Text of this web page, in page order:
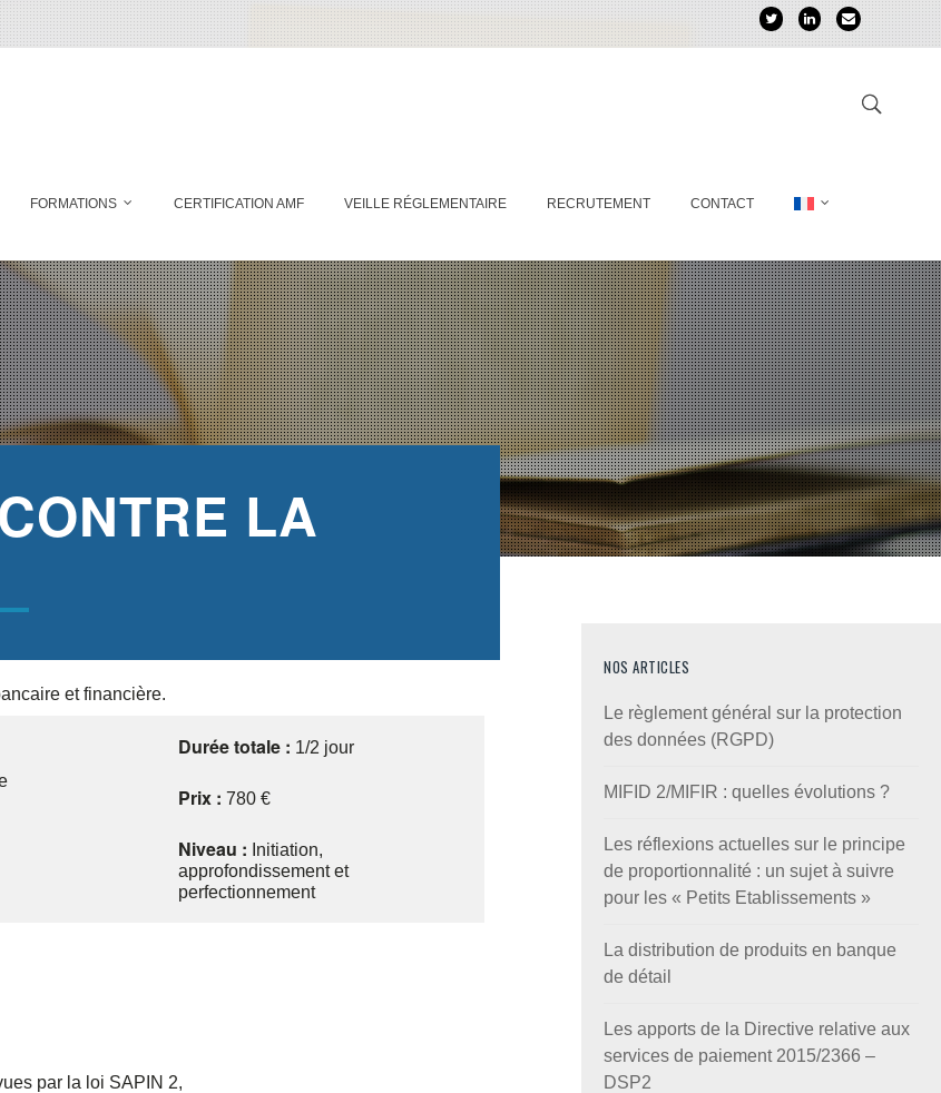
FORMATIONS CERTIFICATION AMF VEILLE RÉGLEMENTAIRE RECRUTEMENT CONTACT
LA
et financière.
Durée totale : 1/2 jour
Prix :780 €
Niveau : Initiation,
approfondissement et
perfectionnement
par la loi SAPIN 2,
NOS ARTICLES
Le règlement général sur la protection
des données (RGPD)
MIFID 2/MIFIR : quelles évolutions ?
Les réflexions actuelles sur le principe
de proportionnalité : un sujet à suivre
pour les « Petits Etablissements »
La distribution de produits en banque
de détail
Les apports de la Directive relative aux
services de paiement 2015/2366 –
DSP2